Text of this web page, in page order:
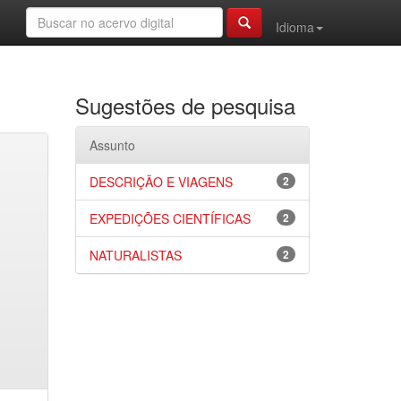
Idioma
Sugestões de pesquisa
Assunto
2
DESCRIÇÃO E VIAGENS
2
EXPEDIÇÕES CIENTÍFICAS
2
NATURALISTAS